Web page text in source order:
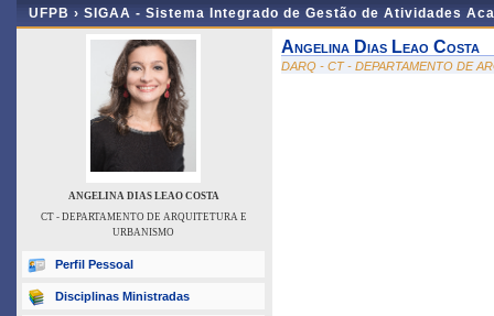
UFPB › SIGAA - Sistema Integrado de Gestão de Atividades
ANGELINA DIAS LEAO COSTA
CT - DEPARTAMENTO DE ARQUITETURA E
URBANISMO
Perfil Pessoal
Disciplinas Ministradas
Angelina Dias Leao Costa
DARQ - CT - DEPARTAMENTO DE